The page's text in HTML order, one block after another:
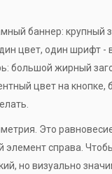
баннер: крупный
цвет, один шрифт -
большой жирный
цвет на кнопке,
Это
элемент справа.
но визуально